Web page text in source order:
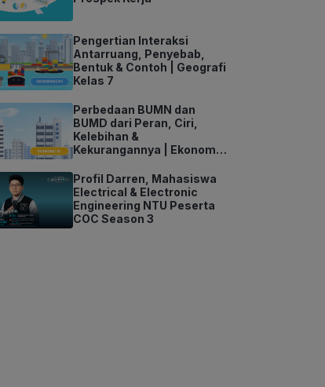
Pengertian Interaksi
Antarruang, Penyebab,
Bentuk & Contoh | Geografi
Kelas 7
Perbedaan BUMN dan
BUMD dari Peran, Ciri,
Kelebihan &
Kekurangannya | Ekonomi
Profil Darren, Mahasiswa
Electrical & Electronic
Engineering NTU Peserta
COC Season 3